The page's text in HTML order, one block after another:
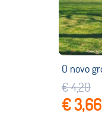
€ 4,20
€ 3,66